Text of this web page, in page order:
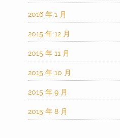
2016 年 1 月
2015 年 12 月
2015 年 11 月
2015 年 10 月
2015 年 9 月
2015 年 8 月